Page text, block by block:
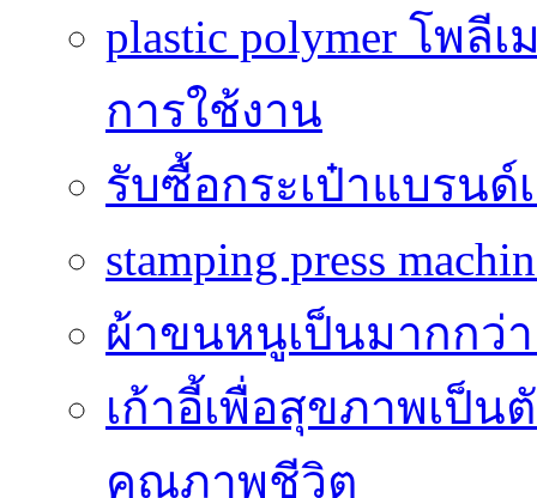
plastic polymer โพ
การใช้งาน
รับซื้อกระเป๋าแบรน
stamping press
ผ้าขนหนูเป็นมากกว่
เก้าอี้เพื่อสุขภาพเป็น
คุณภาพชีวิต